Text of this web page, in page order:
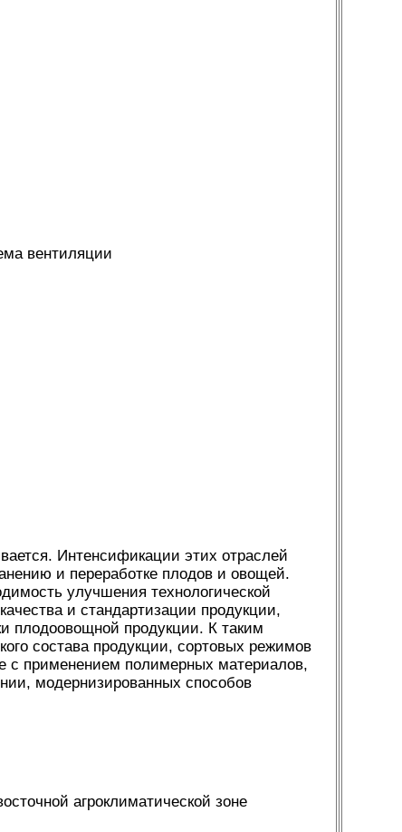
вентиляции
Интенсификации этих отраслей
и переработке плодов и овощей.
улучшения технологической
и стандартизации продукции,
плодоовощной продукции. К таким
состава продукции, сортовых режимов
с применением полимерных материалов,
модернизированных способов
агроклиматической зоне